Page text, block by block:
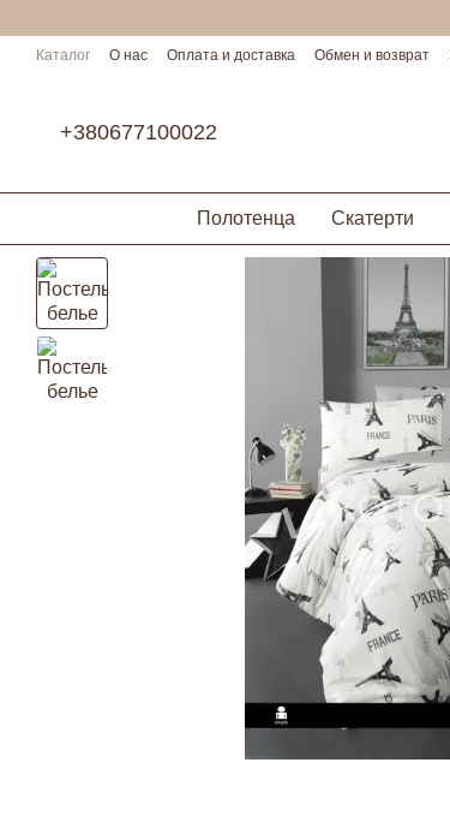
Каталог О нас Оплата и доставка Обмен и возврат
+380677100022
Полотенца Скатерти